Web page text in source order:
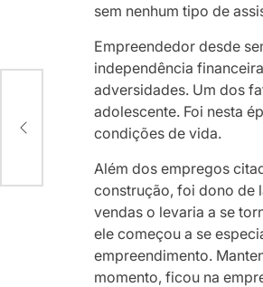
sem nenhum tipo de
Empreendedor desde
independência
adversidades. Um dos
adolescente. Foi nesta
condições de vida.
Além dos empregos
construção, foi dono de
vendas o levaria a se
ele começou a se
empreendimento.
momento, ficou na